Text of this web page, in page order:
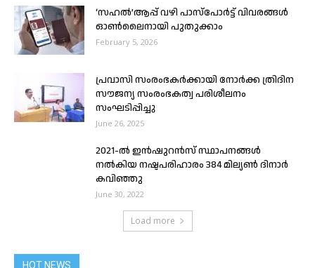
‘സഹൽ’ആപ്പ് വഴി പാസ്‌പോർട്ട് വിവരങ്ങൾ
ഓൺലൈനായി പുതുക്കാം
February 5, 2026
പ്രവാസി സംരംഭകർക്കായി നോർക്ക ത്രിദിന
സൗജന്യ സംരംഭകത്വ പരിശീലനം
സംഘടിപ്പിച്ചു
June 26, 2025
2021-ൽ ഇൻഷുറൻസ് സ്ഥാപനങ്ങൾ
നൽകിയ നഷ്ടപരിഹാരം 384 മില്യൺ ദിനാർ
കവിഞ്ഞു
June 30, 2022
Load more
HOT NEWS